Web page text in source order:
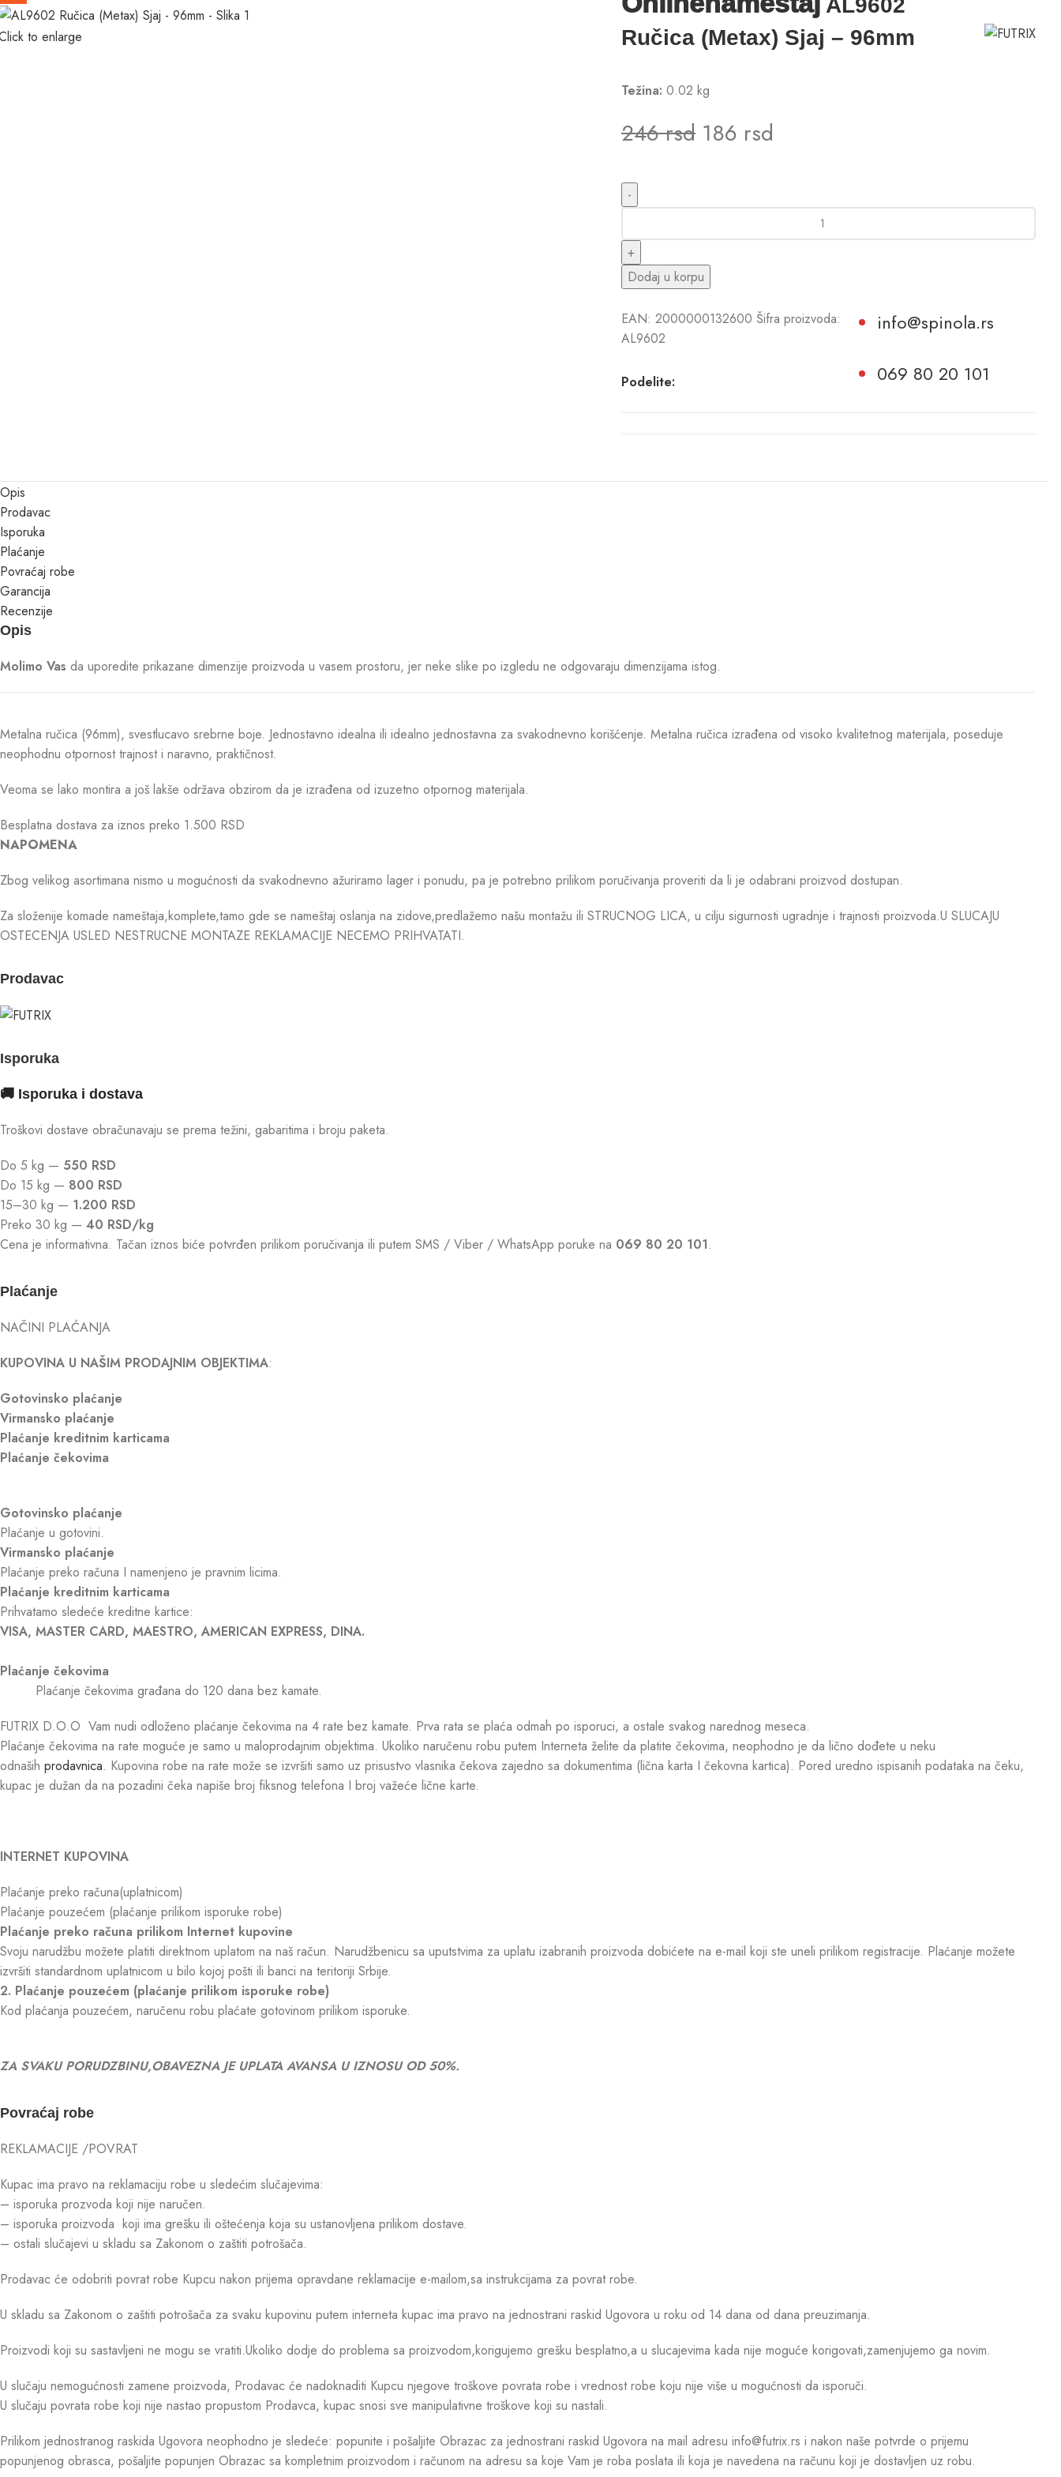
to enlarge
Ručica (Metax) Sjaj – 96mm
Težina: 0.02 kg
246rsd 186 rsd
Dodaj u korpu
EAN: 2000000132600 Šifra proizvoda:
AL9602
Podelite:
info@spinola.rs
069 80 20 101
Opis
Prodavac
Isporuka
Plaćanje
Povraćaj robe
Garancija
Recenzije
Opis
Molimo Vas da uporedite prikazane dimenzije proizvoda u vasem prostoru, jer neke slike po izgledu ne odgovaraju dimenzijama istog.
Metalna ručica (96mm), svestlucavo srebrne boje. Jednostavno idealna ili idealno jednostavna za svakodnevno korišćenje. Metalna ručica izrađena od visoko kvalitetnog materijala, poseduje
neophodnu otpornost trajnost i naravno, praktičnost.
Veoma se lako montira a još lakše održava obzirom da je izrađena od izuzetno otpornog materijala.
Besplatna dostava za iznos preko 1.500 RSD
NAPOMENA
Zbog velikog asortimana nismo u mogućnosti da svakodnevno ažuriramo lager i ponudu, pa je potrebno prilikom poručivanja proveriti da li je odabrani proizvod dostupan.
Za složenije komade nameštaja,komplete,tamo gde se nameštaj oslanja na zidove,predlažemo našu montažu ili STRUCNOG LICA, u cilju sigurnosti ugradnje i trajnosti proizvoda.U SLUCAJU
OSTECENJA USLED NESTRUCNE MONTAZE REKLAMACIJE NECEMO PRIHVATATI.
Prodavac
Isporuka
🚚 Isporuka i dostava
Troškovi dostave obračunavaju se prema težini, gabaritima i broju paketa.
Do 5 kg — 550 RSD
Do 15 kg — 800 RSD
15–30 kg — 1.200 RSD
Preko 30 kg — 40 RSD/kg
Cena je informativna. Tačan iznos biće potvrđen prilikom poručivanja ili putem SMS / Viber / WhatsApp poruke na 069 80 20 101.
Plaćanje
NAČINI PLAĆANJA
KUPOVINA U NAŠIM PRODAJNIM OBJEKTIMA:
Gotovinsko plaćanje
Virmansko plaćanje
Plaćanje kreditnim karticama
Plaćanje čekovima
Gotovinsko plaćanje
Plaćanje u gotovini.
Virmansko plaćanje
Plaćanje preko računa I namenjeno je pravnim licima.
Plaćanje kreditnim karticama
Prihvatamo sledeće kreditne kartice:
VISA, MASTER CARD, MAESTRO, AMERICAN EXPRESS, DINA.
Plaćanje čekovima
Plaćanje čekovima građana do 120 dana bez kamate.
FUTRIX D.O.O Vam nudi odloženo plaćanje čekovima na 4 rate bez kamate. Prva rata se plaća odmah po isporuci, a ostale svakog narednog meseca.
Plaćanje čekovima na rate moguće je samo u maloprodajnim objektima. Ukoliko naručenu robu putem Interneta želite da platite čekovima, neophodno je da lično dođete u neku
odnaših prodavnica. Kupovina robe na rate može se izvršiti samo uz prisustvo vlasnika čekova zajedno sa dokumentima (lična karta I čekovna kartica). Pored uredno ispisanih podataka na čeku,
kupac je dužan da na pozadini čeka napiše broj fiksnog telefona I broj važeće lične karte.
INTERNET KUPOVINA
Plaćanje preko računa(uplatnicom)
Plaćanje pouzećem (plaćanje prilikom isporuke robe)
Plaćanje preko računa prilikom Internet kupovine
Svoju narudžbu možete platiti direktnom uplatom na naš račun. Narudžbenicu sa uputstvima za uplatu izabranih proizvoda dobićete na e-mail koji ste uneli prilikom registracije. Plaćanje možete
izvršiti standardnom uplatnicom u bilo kojoj pošti ili banci na teritoriji Srbije.
2. Plaćanje pouzećem (plaćanje prilikom isporuke robe)
Kod plaćanja pouzećem, naručenu robu plaćate gotovinom prilikom isporuke.
ZA SVAKU PORUDZBINU,OBAVEZNA JE UPLATA AVANSA U IZNOSU OD 50%.
Povraćaj robe
REKLAMACIJE /POVRAT
Kupac ima pravo na reklamaciju robe u sledećim slučajevima:
– isporuka prozvoda koji nije naručen.
– isporuka proizvoda koji ima grešku ili oštećenja koja su ustanovljena prilikom dostave.
– ostali slučajevi u skladu sa Zakonom o zaštiti potrošača.
Prodavac će odobriti povrat robe Kupcu nakon prijema opravdane reklamacije e-mailom,sa instrukcijama za povrat robe.
U skladu sa Zakonom o zaštiti potrošača za svaku kupovinu putem interneta kupac ima pravo na jednostrani raskid Ugovora u roku od 14 dana od dana preuzimanja.
Proizvodi koji su sastavljeni ne mogu se vratiti.Ukoliko dodje do problema sa proizvodom,korigujemo grešku besplatno,a u slucajevima kada nije moguće korigovati,zamenjujemo ga novim.
U slučaju nemogućnosti zamene proizvoda, Prodavac će nadoknaditi Kupcu njegove troškove povrata robe i vrednost robe koju nije više u mogućnosti da isporuči.
U slučaju povrata robe koji nije nastao propustom Prodavca, kupac snosi sve manipulativne troškove koji su nastali.
Prilikom jednostranog raskida Ugovora neophodno je sledeće: popunite i pošaljite Obrazac za jednostrani raskid Ugovora na mail adresu info@futrix.rs i nakon naše potvrde o prijemu
popunjenog obrasca, pošaljite popunjen Obrazac sa kompletnim proizvodom i računom na adresu sa koje Vam je roba poslata ili koja je navedena na računu koji je dostavljen uz robu.